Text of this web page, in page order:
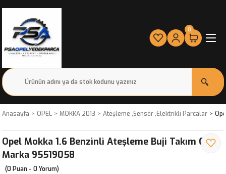
0
Anasayfa OPEL MOKKA 2013 Ateşleme ,Sensör ,Elektrikli Parcalar
Opel Mokka 1.6 Benzinli Ateşleme Buji Takım GM
Marka 95519058
(0 Puan - 0 Yorum)